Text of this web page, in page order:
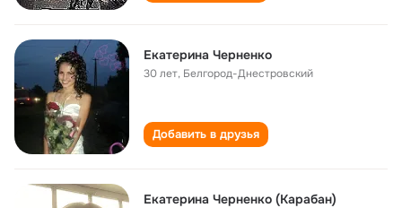
Екатерина Черненко
30 лет, Белгород-Днестровский
Добавить в друзья
Екатерина Черненко (Карабан)